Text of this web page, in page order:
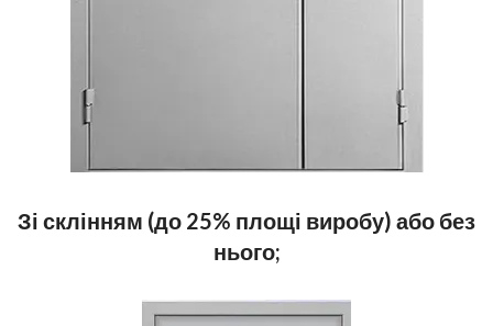
Зі склінням (до 25% площі виробу) або без
нього;